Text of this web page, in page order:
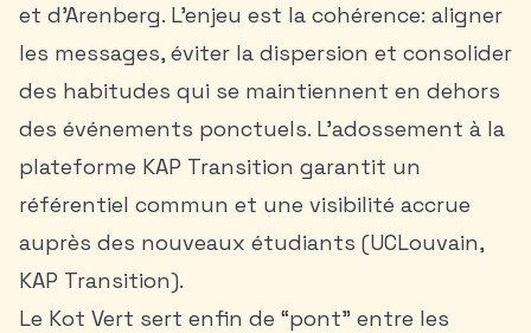
et d’Arenberg. L’enjeu est la cohérence: aligner
les messages, éviter la dispersion et consolider
des habitudes qui se maintiennent en dehors
des événements ponctuels. L’adossement à la
plateforme KAP Transition garantit un
référentiel commun et une visibilité accrue
auprès des nouveaux étudiants (UCLouvain,
KAP Transition).
Le Kot Vert sert enfin de “pont” entre les